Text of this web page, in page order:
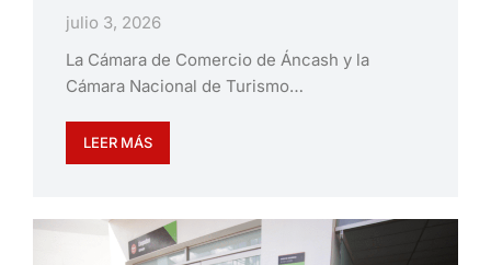
julio 3, 2026
La Cámara de Comercio de Áncash y la
Cámara Nacional de Turismo…
LEER MÁS